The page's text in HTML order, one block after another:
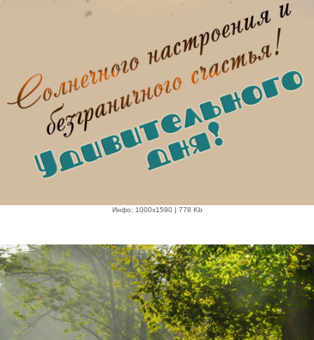
Инфо: 1000х1590 | 778 Kb